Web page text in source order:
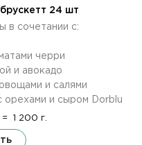
24 шт
в сочетании с:
черри
и авокадо
и салями
орехами и сыром Dorblu
= 1 200 г.